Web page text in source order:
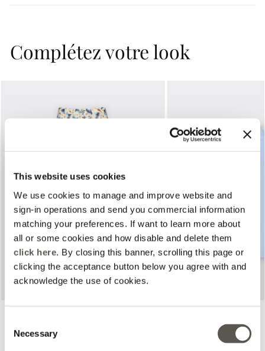
This website uses cookies
We use cookies to manage and improve website and
sign-in operations and send you commercial information
matching your preferences. If want to learn more about
all or some cookies and how disable and delete them
click here. By closing this banner, scrolling this page or
clicking the acceptance button below you agree with and
acknowledge the use of cookies.
Selection
Necessary
Complétez votre look
Price reduced from
€200,00to€100,00
Price reduced from
€95,00
Previous